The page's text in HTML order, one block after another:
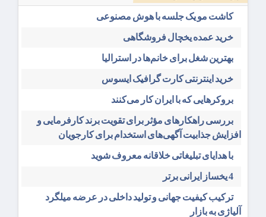
کاشت مو یک جلسه با هوش مصنوعی
خرید عمده یخچال فروشگاهی
بهترین شغل برای خانم‌ها در استرالیا
خرید اینترنتی کارت گرافیک ایسوس
بروکرهایی‌ که با ایران کار می‌کنند
بررسی راهکارهای مؤثر برای تقویت برند کارفرمایی و
افزایش جذابیت آگهی‌های استخدام برای کارجویان
با هدایای تبلیغاتی خلاقانه معروف شوید
4 یخساز ایرانی برتر
ترکیب کیفیت جهانی و تولید داخلی در عرضه میلگرد
آلیاژی به بازار